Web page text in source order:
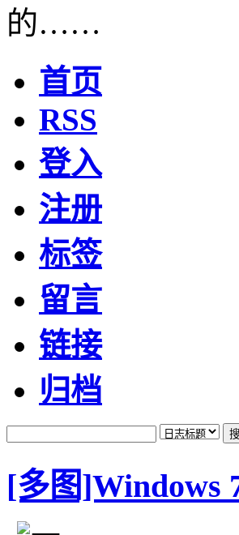
的……
首页
RSS
登入
注册
标签
留言
链接
归档
[多图]Windows